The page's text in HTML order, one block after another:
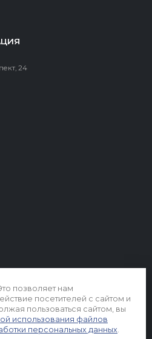
24
позволяет нам
посетителей с сайтом и
пользоваться сайтом, вы
использования файлов
персональных данных